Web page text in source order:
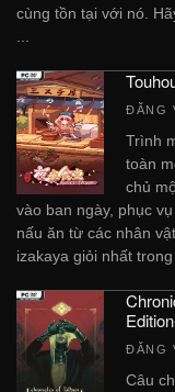
cùng tồn tại với nó.
ĐĂNG
Trình
toàn
chủ
vào ban ngày, phục
nấu ăn từ các nhân
izakaya giỏi nhất
ĐĂNG
Câu